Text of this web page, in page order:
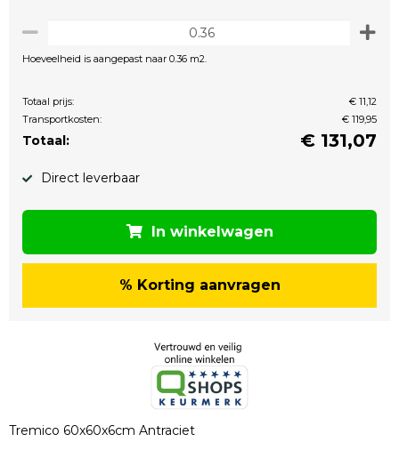
Hoeveelheid is aangepast naar 0.36 m2.
Totaal prijs:
€ 11,12
Transportkosten:
€ 119,95
Totaal: € 131,07
Direct leverbaar
In winkelwagen
% Korting aanvragen
Tremico 60x60x6cm Antraciet